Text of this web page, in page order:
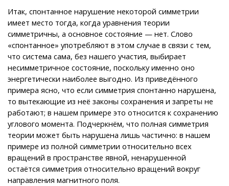
Итак, спонтанное нарушение некоторой симметрии
имеет место тогда, когда уравнения теории
симметричны, а основное состояние — нет. Слово
«спонтанное» употребляют в этом случае в связи с тем,
что система сама, без нашего участия, выбирает
несимметричное состояние, поскольку именно оно
энергетически наиболее выгодно. Из приведённого
примера ясно, что если симметрия спонтанно нарушена,
то вытекающие из неё законы сохранения и запреты не
работают; в нашем примере это относится к сохранению
углового момента. Подчеркнём, что полная симметрия
теории может быть нарушена лишь частично: в нашем
примере из полной симметрии относительно всех
вращений в пространстве явной, ненарушенной
остаётся симметрия относительно вращений вокруг
направления магнитного поля.